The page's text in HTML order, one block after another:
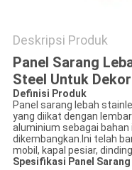
Deskripsi Produk
Panel Sarang
Steel Untuk
Definisi Produk
Panel sarang lebah
yang diikat dengan
aluminium sebagai
dikembangkan.Ini telah
mobil, kapal pesiar,
Spesifikasi Panel